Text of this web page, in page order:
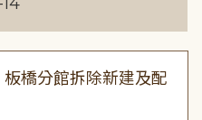
板橋分館拆除新建及配